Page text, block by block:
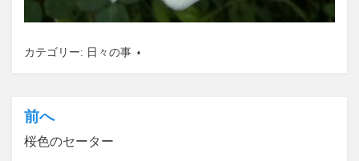
カテゴリー: 日々の事
投
稿
前へ
桜色のセーター